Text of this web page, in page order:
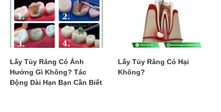
Lấy Tủy Răng Có Ảnh
Hưởng Gì Không? Tác
Động Dài Hạn Bạn Cần Biết
Lấy Tủy Răng Có Hại
Không?